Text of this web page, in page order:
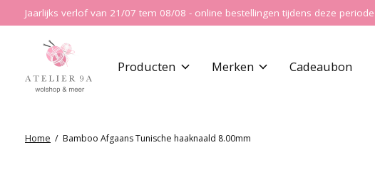
Jaarlijks verlof van 21/07 tem 08/08 - online bestellingen tijdens deze
Producten Merken Cadeaubon
Home / Bamboo Afgaans Tunische haaknaald 8.00mm